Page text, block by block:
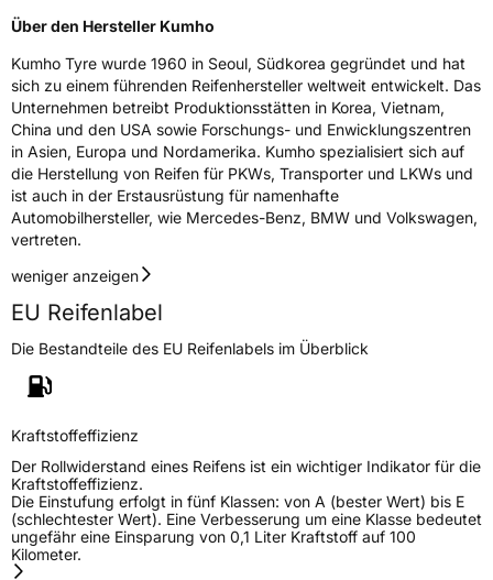
HerstellerkontaktKumho Tire Europe GmbH, KUMHO TIRE
EUROPE GmbH Strahlenberger Str. 110-112
D-63067 Offenbach Germany, kumhotire.de,
technik@kumhotire.de
Über den Hersteller Kumho
Kumho Tyre wurde 1960 in Seoul, Südkorea gegründet und hat
sich zu einem führenden Reifenhersteller weltweit entwickelt. Das
Unternehmen betreibt Produktionsstätten in Korea, Vietnam,
China und den USA sowie Forschungs- und Enwicklungszentren
in Asien, Europa und Nordamerika. Kumho spezialisiert sich auf
die Herstellung von Reifen für PKWs, Transporter und LKWs und
ist auch in der Erstausrüstung für namenhafte
Automobilhersteller, wie Mercedes-Benz, BMW und Volkswagen,
vertreten.
weniger anzeigen
EU Reifenlabel
Die Bestandteile des EU Reifenlabels im Überblick
Kraftstoffeffizienz
Der Rollwiderstand eines Reifens ist ein wichtiger Indikator für die
Kraftstoffeffizienz.
Die Einstufung erfolgt in fünf Klassen: von A (bester Wert) bis E
(schlechtester Wert). Eine Verbesserung um eine Klasse bedeutet
ungefähr eine Einsparung von 0,1 Liter Kraftstoff auf 100
Kilometer.